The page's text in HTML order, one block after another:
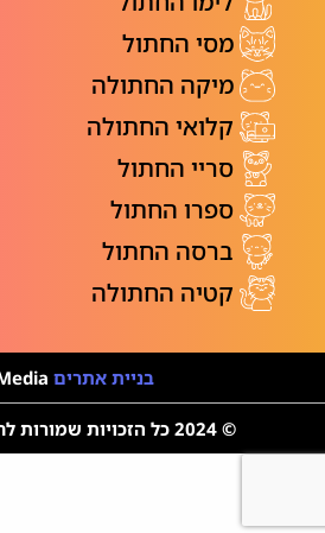
מסי החתול
מיקה החתולה
קלואי החתולה
סריי החתול
ספרו החתול
ברסה החתול
קטיה החתולה
בניית אתרים
© 2024 כל הזכויות שמורות לחתולים שמחים